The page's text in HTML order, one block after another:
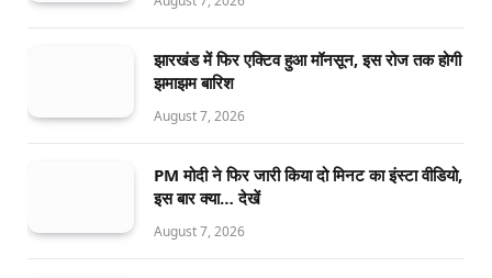
झारखंड में फिर एक्टिव हुआ मॉनसून, इस रोज तक होगी
झमाझम बारिश
August 7, 2026
PM मोदी ने फिर जारी किया दो मिनट का इंस्टा वीडियो,
इस बार क्या… देखें
August 7, 2026